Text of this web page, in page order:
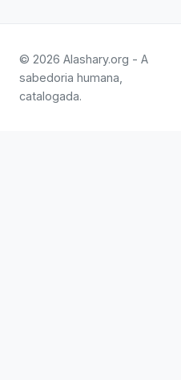
© 2026 Alashary.org - A
sabedoria humana,
catalogada.